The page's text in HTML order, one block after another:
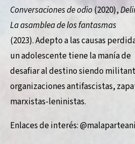
Conversaciones de odio (2020),
La asamblea de los fantasmas
(2023). Adepto a las causas
un adolescente tiene la manía de
desafiar al destino siendo
organizaciones antifascistas,
marxistas-leninistas.
Enlaces de interés: